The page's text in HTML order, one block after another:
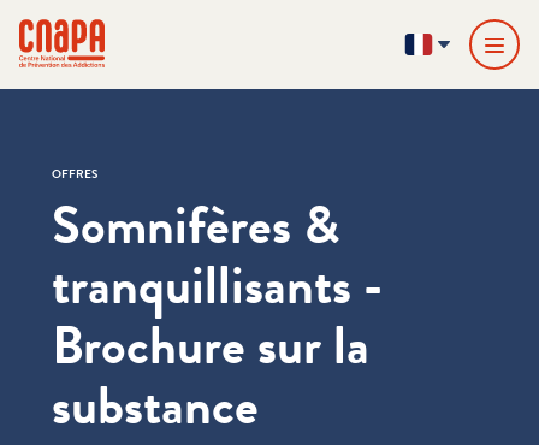
cnapa
FR
OFFRES
Somnifères &
tranquillisants -
Brochure sur la
substance